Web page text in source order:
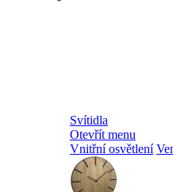
Svítidla
Otevřít menu
Vnitřní osvětlení